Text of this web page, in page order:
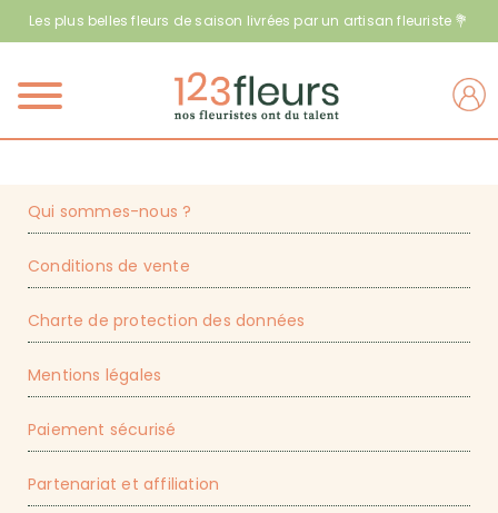
Les plus belles fleurs de saison livrées par un artisan fleuriste 💐
Menu
Qui sommes-nous ?
Conditions de vente
Charte de protection des données
Mentions légales
Paiement sécurisé
Partenariat et affiliation